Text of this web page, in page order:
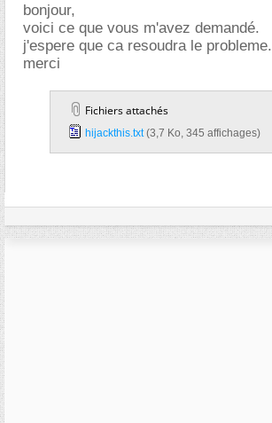
bonjour,
voici ce que vous m'avez demandé.
j'espere que ca resoudra le probleme.
merci
Fichiers attachés
hijackthis.txt‎ (3,7 Ko, 345 affichages)